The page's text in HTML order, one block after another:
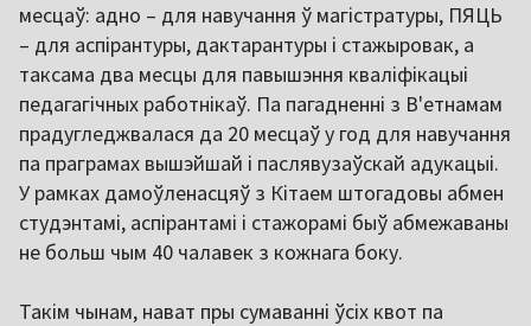
месцаў: адно – для навучання ў магістратуры, ПЯЦЬ
– для аспірантуры, дактарантуры і стажыровак, а
таксама два месцы для павышэння кваліфікацыі
педагагічных работнікаў. Па пагадненні з В'етнамам
прадугледжвалася да 20 месцаў у год для навучання
па праграмах вышэйшай і паслявузаўскай адукацыі.
У рамках дамоўленасцяў з Кітаем штогадовы абмен
студэнтамі, аспірантамі і стажорамі быў абмежаваны
не больш чым 40 чалавек з кожнага боку.
Такім чынам, нават пры сумаванні ўсіх квот па